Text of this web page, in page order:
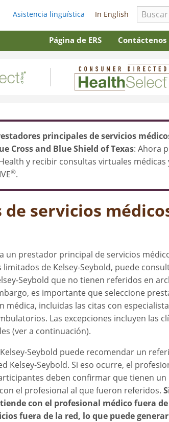
Asistencia lingüística In English
Página de ERS Contáctenos
principales de servicios
Cross and Blue Shield of Texas: Ahora
y recibir consultas virtuales médicas
®.
de servicios
un prestador principal de servicios
de Kelsey-Seybold, puede
Seybold que no tienen referidos en
es importante que seleccione
médica, incluidas las citas con
Las excepciones incluyen las
(ver a continuación).
Seybold puede recomendar un
Kelsey-Seybold. Si eso ocurre, el
deben confirmar que tienen
el profesional al que fueron referidos.
con el profesional médico fuera de
fuera de la red, lo que puede